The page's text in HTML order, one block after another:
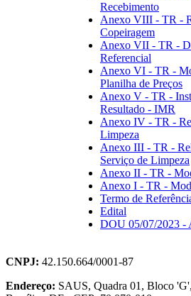
Recebimento
Anexo VIII - TR -
Copeiragem
Anexo VII - TR -
Referencial
Anexo VI - TR -
Planilha de Preços
Anexo V - TR -
Resultado - IMR
Anexo IV - TR -
Limpeza
Anexo III - TR -
Serviço de Limpeza
Anexo II - TR -
Anexo I - TR -
Termo de
Edital
DOU 05/07/2023 -
CNPJ: 42.150.664/0001-87
Endereço: SAUS, Quadra 01, Bloco